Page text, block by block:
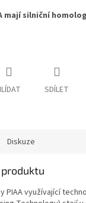
mají silniční
SDÍLET
Diskuze
PIAA využívající